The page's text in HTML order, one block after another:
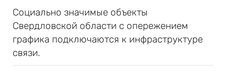
Социально значимые объекты
Свердловской области с опережением
графика подключаются к инфраструктуре
связи.